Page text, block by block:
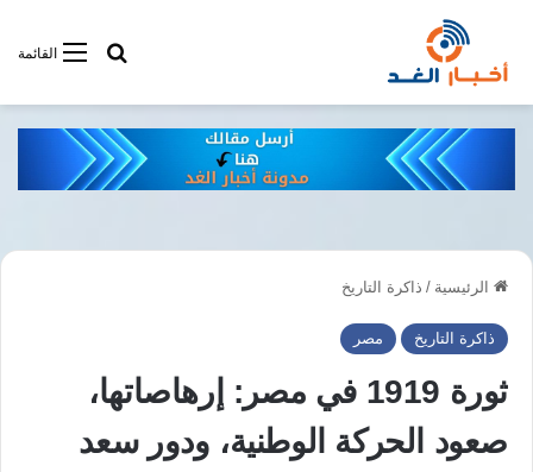
القائمةأبحت فى
الرئيسية / ذاكرة التاريخ
ذاكرة التاريخ مصر
ثورة 1919 في مصر: إرهاصاتها،
صعود الحركة الوطنية، ودور سعد